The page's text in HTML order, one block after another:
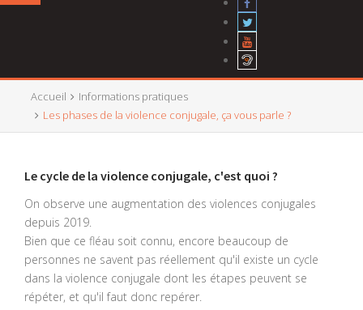
Accueil
Informations pratiques
Les phases de la violence conjugale, ça vous parle ?
Le cycle de la violence conjugale, c'est quoi ?
On observe une augmentation des violences conjugales
depuis 2019.
Bien que ce fléau soit connu, encore beaucoup de
personnes ne savent pas réellement qu'il existe un cycle
dans la violence conjugale dont les étapes peuvent se
répéter, et qu'il faut donc repérer.